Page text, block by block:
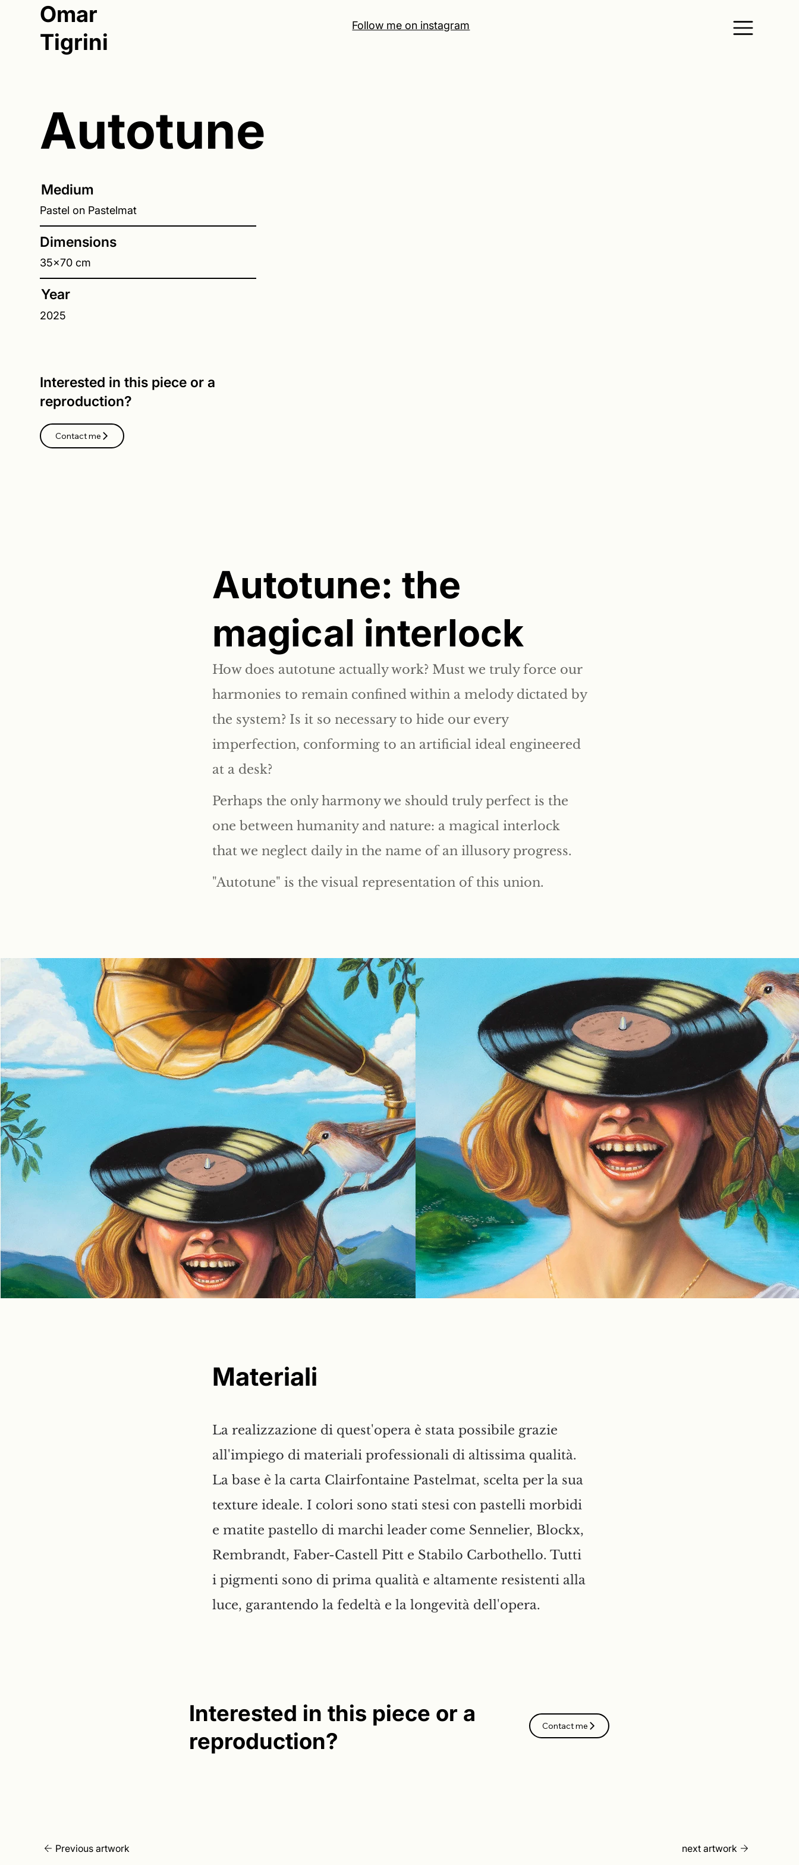
Omar
Tigrini
Follow me on instagram
Autotune
Medium
Pastel on Pastelmat
Dimensions
35x70 cm
Year
2025
Interested in this piece or a
reproduction?
Contact me
Autotune: the
magical interlock
How does autotune actually work? Must we truly force our
harmonies to remain confined within a melody dictated by
the system? Is it so necessary to hide our every
imperfection, conforming to an artificial ideal engineered
at a desk?
Perhaps the only harmony we should truly perfect is the
one between humanity and nature: a magical interlock
that we neglect daily in the name of an illusory progress.
"Autotune" is the visual representation of this union.
Materiali
La realizzazione di quest'opera è stata possibile grazie
all'impiego di materiali professionali di altissima qualità.
La base è la carta Clairfontaine Pastelmat, scelta per la sua
texture ideale. I colori sono stati stesi con pastelli morbidi
e matite pastello di marchi leader come Sennelier, Blockx,
Rembrandt, Faber-Castell Pitt e Stabilo Carbothello. Tutti
i pigmenti sono di prima qualità e altamente resistenti alla
luce, garantendo la fedeltà e la longevità dell'opera.
Interested in this piece or a
reproduction?
Contact me
Previous artwork next artwork